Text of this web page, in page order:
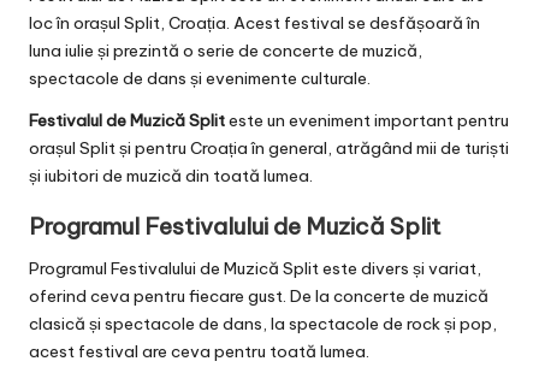
loc în orașul Split, Croația. Acest festival se desfășoară în
luna iulie și prezintă o serie de concerte de muzică,
spectacole de dans și evenimente culturale.
Festivalul de Muzică Spliteste un eveniment important pentru
orașul Split și pentru Croația în general, atrăgând mii de turiști
și iubitori de muzică din toată lumea.
Programul Festivalului de Muzică Split
Programul Festivalului de Muzică Split este divers și variat,
oferind ceva pentru fiecare gust. De la concerte de muzică
clasică și spectacole de dans, la spectacole de rock și pop,
acest festival are ceva pentru toată lumea.